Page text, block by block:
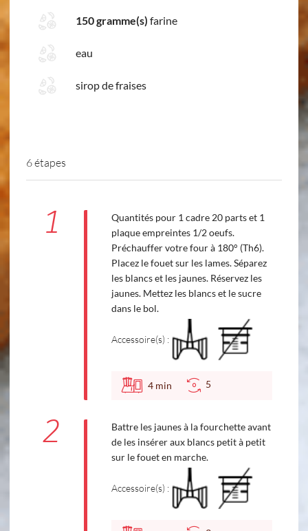
150 gramme(s) farine
eau
sirop de fraises
6 étapes
1
Quantités pour 1 cadre 20 parts et 1
plaque empreintes 1/2 oeufs.
Préchauffer votre four à 180° (Th6).
Placez le fouet sur les lames. Séparez
les blancs et les jaunes. Réservez les
jaunes. Mettez les blancs et le sucre
dans le bol.
Accessoire(s) :
4 min 5
2
Battre les jaunes à la fourchette avant
de les insérer aux blancs petit à petit
sur le fouet en marche.
Accessoire(s) :